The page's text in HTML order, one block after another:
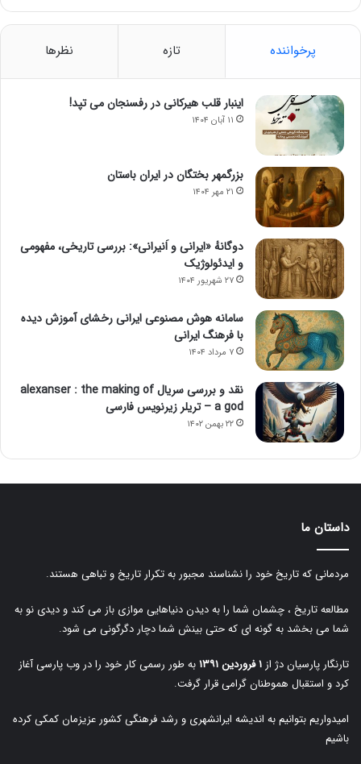
پرخواننده تازه نظرها
اینبار قلب هیرکانی در رفسنجان می تپد!
۱۱ آبان ۱۴۰۴
بزرگمهر بختگان در ایران باستان
۲۱ مهر ۱۴۰۴
دوگانهٔ «ایرانی و اَنیرانی»: بررسی تاریخی، مفهومی
و ایدئولوژیک
۲۷ شهریور ۱۴۰۴
سامانه هوش مصنوعی ایرانی رخشای آموزش دیده
با فرهنگ ایرانی
۷ مرداد ۱۴۰۴
نقد و بررسی سریال alexanser : the making of
a god – تریلر زیرنویس فارسی
۲۲ بهمن ۱۴۰۲
داستان ما
مردمانی که تاریخ خود را نشناسند مجبور به تکرار تاریخ و تباهی هستند.
مطالعه تاریخ ، چشمان شما را به دیدن دنیاهایی موازی باز می کند و دیدی نو به
شما می بخشد به گونه ای که حتی بینش شما دچار دگرگونی می شود.
تارنگار پارسیان دژ از ۱ فروردین ۱۳۹۱
به طور رسمی کار خود را در وب پارسی آغاز
کرد و استقبال هموطنان گرامی قرار گرفت.
امیدواریم بتوانیم به اندیشه ایرانشهری و رشد فرهنگی کشور عزیزمان کمکی کرده
باشیم